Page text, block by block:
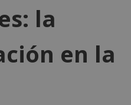
la
en la